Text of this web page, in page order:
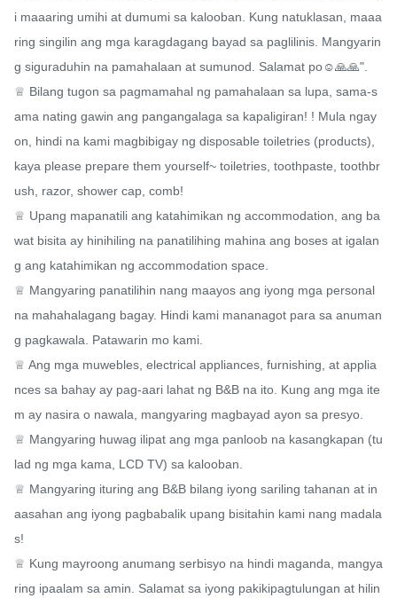
i maaaring umihi at dumumi sa kalooban. Kung natuklasan, maaa
ring singilin ang mga karagdagang bayad sa paglilinis. Mangyarin
g siguraduhin na pamahalaan at sumunod. Salamat po☺️🙏🙏".
♕ Bilang tugon sa pagmamahal ng pamahalaan sa lupa, sama-s
ama nating gawin ang pangangalaga sa kapaligiran! ! Mula ngay
on, hindi na kami magbibigay ng disposable toiletries (products),
kaya please prepare them yourself~ toiletries, toothpaste, toothbr
ush, razor, shower cap, comb!
♕ Upang mapanatili ang katahimikan ng accommodation, ang ba
wat bisita ay hinihiling na panatilihing mahina ang boses at igalan
g ang katahimikan ng accommodation space.
♕ Mangyaring panatilihin nang maayos ang iyong mga personal
na mahahalagang bagay. Hindi kami mananagot para sa anuman
g pagkawala. Patawarin mo kami.
♕ Ang mga muwebles, electrical appliances, furnishing, at applia
nces sa bahay ay pag-aari lahat ng B&B na ito. Kung ang mga ite
m ay nasira o nawala, mangyaring magbayad ayon sa presyo.
♕ Mangyaring huwag ilipat ang mga panloob na kasangkapan (tu
lad ng mga kama, LCD TV) sa kalooban.
♕ Mangyaring ituring ang B&B bilang iyong sariling tahanan at in
aasahan ang iyong pagbabalik upang bisitahin kami nang madala
s!
♕ Kung mayroong anumang serbisyo na hindi maganda, mangya
ring ipaalam sa amin. Salamat sa iyong pakikipagtulungan at hilin